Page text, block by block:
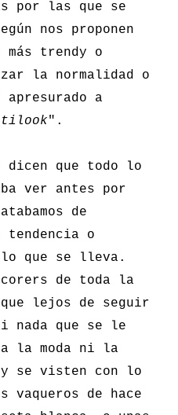
por las que se
nos proponen
trendy o
la normalidad o
apresurado a
".
dicen que todo lo
ver antes por
de
tendencia o
que se lleva.
de toda la
lejos de seguir
nada que se le
la moda ni la
se visten con lo
vaqueros de hace